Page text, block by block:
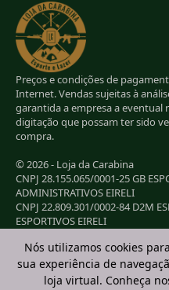
Preços e condições de
Internet. Vendas sujeitas à
garantida a empresa a eventual
digitação que possam ter sido
compra.
© 2026 - Loja da Carabina
CNPJ 28.155.065/0001-25 GB
ADMINISTRATIVOS EIRELI
CNPJ 22.809.301/0002-84 D2M
ESPORTIVOS EIRELI
CNPJ 38.283.264/0001-72 LC
CNPJ 42.084.009/0001-78 2G E B
Nós utilizamos cookies
sua experiência de
loja virtual. Conheça